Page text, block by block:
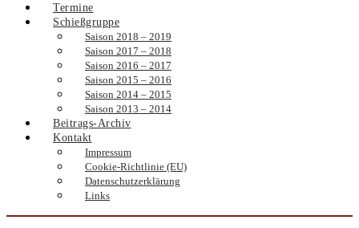
Termine
Schießgruppe
Saison 2018 – 2019
Saison 2017 – 2018
Saison 2016 – 2017
Saison 2015 – 2016
Saison 2014 – 2015
Saison 2013 – 2014
Beitrags-Archiv
Kontakt
Impressum
Cookie-Richtlinie (EU)
Datenschutzerklärung
Links